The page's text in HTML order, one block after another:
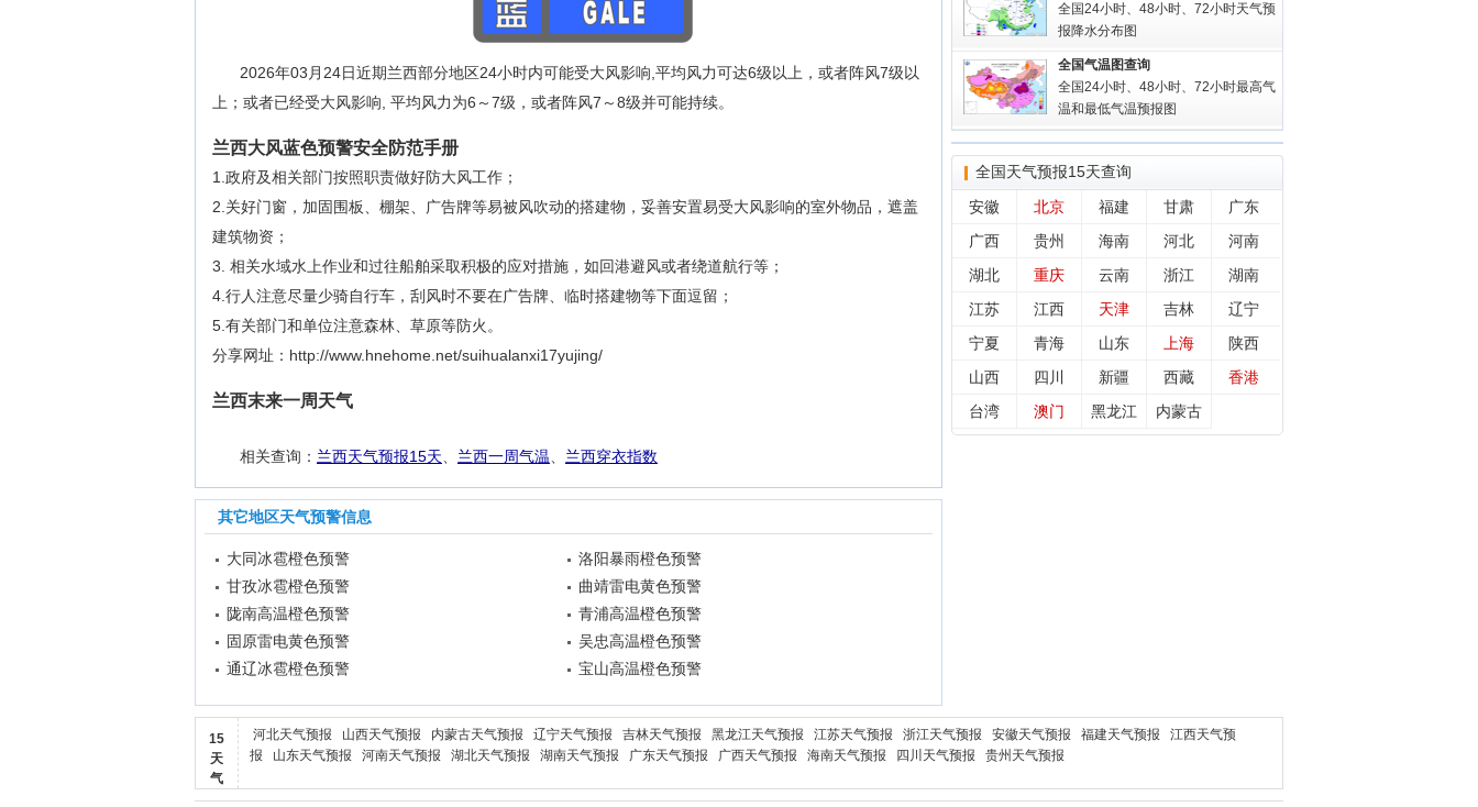
2026年03月24日近期兰西部分地区24小时内可能受大风影响,平均风力可达6级以上，或者阵风7级以
上；或者已经受大风影响, 平均风力为6～7级，或者阵风7～8级并可能持续。
兰西大风蓝色预警安全防范手册
1.政府及相关部门按照职责做好防大风工作；
2.关好门窗，加固围板、棚架、广告牌等易被风吹动的搭建物，妥善安置易受大风影响的室外物品，遮盖
建筑物资；
3. 相关水域水上作业和过往船舶采取积极的应对措施，如回港避风或者绕道航行等；
4.行人注意尽量少骑自行车，刮风时不要在广告牌、临时搭建物等下面逗留；
5.有关部门和单位注意森林、草原等防火。
分享网址：http://www.hnehome.net/suihualanxi17yujing/
兰西末来一周天气
相关查询： 兰西天气预报15天 兰西一周气温 兰西穿衣指数
其它地区天气预警信息
大同冰雹橙色预警
洛阳暴雨橙色预警
甘孜冰雹橙色预警
曲靖雷电黄色预警
陇南高温橙色预警
青浦高温橙色预警
固原雷电黄色预警
吴忠高温橙色预警
通辽冰雹橙色预警
宝山高温橙色预警
全国24小时、48小时、72小时天气预
报降水分布图
全国气温图查询
全国24小时、48小时、72小时最高气
温和最低气温预报图
全国天气预报15天查询
安徽
北京 福建 甘肃
广东
广西
贵州 海南 河北
河南
湖北
重庆 云南 浙江
湖南
江苏
江西 天津 吉林
辽宁
宁夏
青海 山东 上海
陕西
山西
四川 新疆 西藏
香港
台湾
澳门 黑龙江 内蒙古
15
天
气
河北天气预报 山西天气预报 内蒙古天气预报 辽宁天气预报 吉林天气预报 黑龙江天气预报 江苏天气预报 浙江天气预报 安徽天气预报 福建天气预报
江西天气预
报
山东天气预报 河南天气预报 湖北天气预报 湖南天气预报 广东天气预报 广西天气预报 海南天气预报 四川天气预报 贵州天气预报